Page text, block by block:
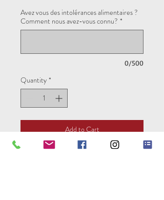
Avez vous des intolérances alimentaires ?
Comment nous avez-vous connu? *
0/500
Quantity *
Add to Cart